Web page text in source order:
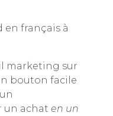
en français à
marketing sur
bouton facile
un achat en un